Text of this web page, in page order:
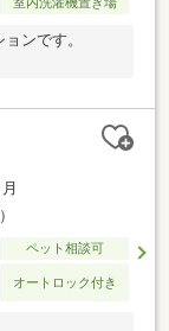
ンです。
ペット相談可
オートロック付き